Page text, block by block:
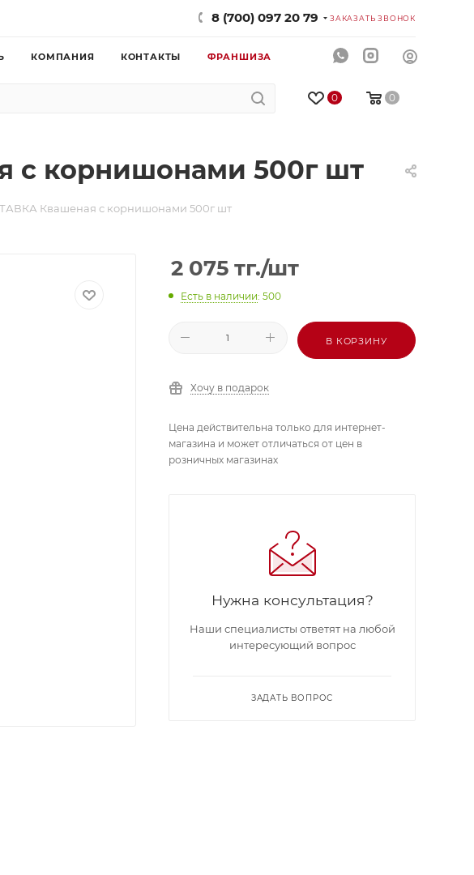
8 (700) 097 20 79 ЗАКАЗАТЬ ЗВОНОК
КОМПАНИЯ КОНТАКТЫ ФРАНШИЗА
0 0
с корнишонами 500г шт
Квашеная с корнишонами 500г шт
2 075 тг./шт
Есть в наличии: 500
В КОРЗИНУ
Хочу в подарок
Цена действительна только для интернет-
магазина и может отличаться от цен в
розничных магазинах
Нужна консультация?
Наши специалисты ответят на любой
интересующий вопрос
ЗАДАТЬ ВОПРОС